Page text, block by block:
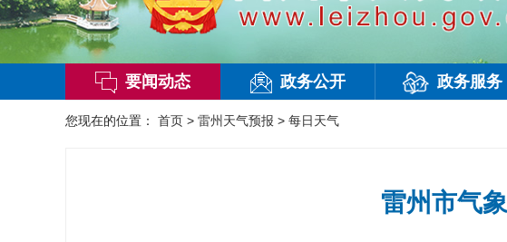
要闻动态 政务公开 政务服务
您现在的位置： 首页 > 雷州天气预报 > 每日天气
雷州市气